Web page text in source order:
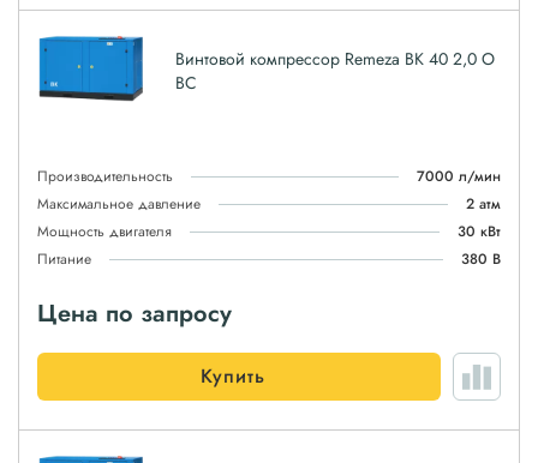
Винтовой компрессор Remeza ВК 40 2,0 О
ВС
Производительность
7000 л/мин
Максимальное давление
2 атм
Мощность двигателя
30 кВт
Питание
380 В
Цена по запросу
Купить